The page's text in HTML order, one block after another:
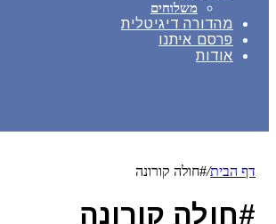
משלוחים
מהדורה דיגיטלית
פרסם איתנו
אודות
דף הבית/#חולה קורונה
#חולה קורונה